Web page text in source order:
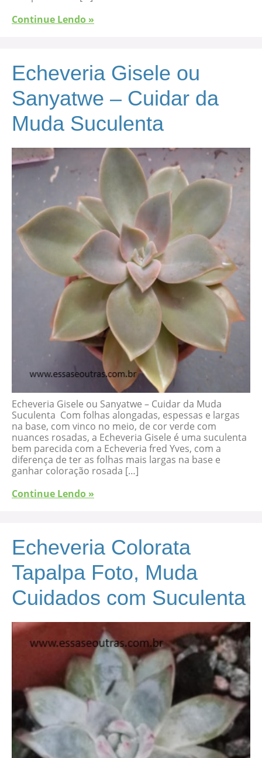
Continue Lendo »
Echeveria Gisele ou
Sanyatwe – Cuidar da
Muda Suculenta
Echeveria Gisele ou Sanyatwe – Cuidar da Muda
Suculenta Com folhas alongadas, espessas e largas
na base, com vinco no meio, de cor verde com
nuances rosadas, a Echeveria Gisele é uma suculenta
bem parecida com a Echeveria fred Yves, com a
diferença de ter as folhas mais largas na base e
ganhar coloração rosada […]
Continue Lendo »
Echeveria Colorata
Tapalpa Foto, Muda
Cuidados com Suculenta